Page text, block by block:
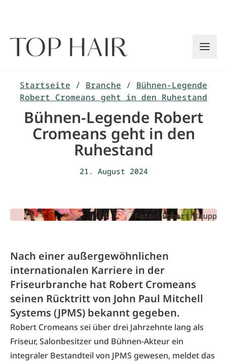
Startseite / Branche / Bühnen-Legende
Robert Cromeans geht in den Ruhestand
Bühnen-Legende Robert
Cromeans geht in den
Ruhestand
21. August 2024
Foto: Egbert Krupp
Nach einer außergewöhnlichen
internationalen Karriere in der
Friseurbranche hat Robert Cromeans
seinen Rücktritt von John Paul Mitchell
Systems (JPMS) bekannt gegeben.
Robert Cromeans sei über drei Jahrzehnte lang als
Friseur, Salonbesitzer und Bühnen-Akteur ein
integraler Bestandteil von JPMS gewesen, meldet das